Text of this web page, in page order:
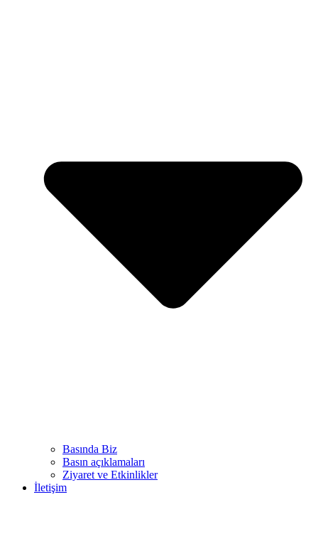
Basında Biz
Basın açıklamaları
Ziyaret ve Etkinlikler
İletişim